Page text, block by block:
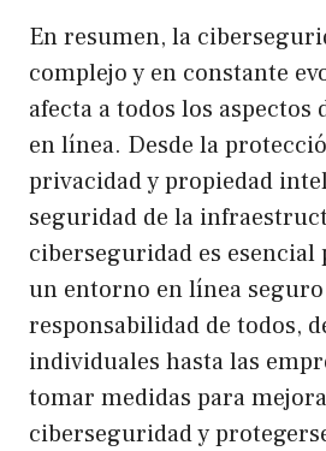
En resumen, la
complejo y en constante
afecta a todos los aspectos
en línea. Desde la
privacidad y propiedad
seguridad de la
ciberseguridad es
un entorno en línea
responsabilidad de todos,
individuales hasta las
tomar medidas para
ciberseguridad y